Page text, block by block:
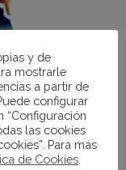
I
y de
mostrarle
a partir de
configurar
“Configuración
las cookies
Para más
de Cookies